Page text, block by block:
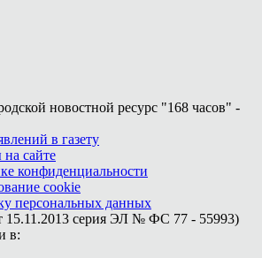
новостной ресурс "168 часов" -
в газету
сайте
конфиденциальности
cookie
персональных данных
15.11.2013 серия ЭЛ № ФС 77 - 55993)
в: